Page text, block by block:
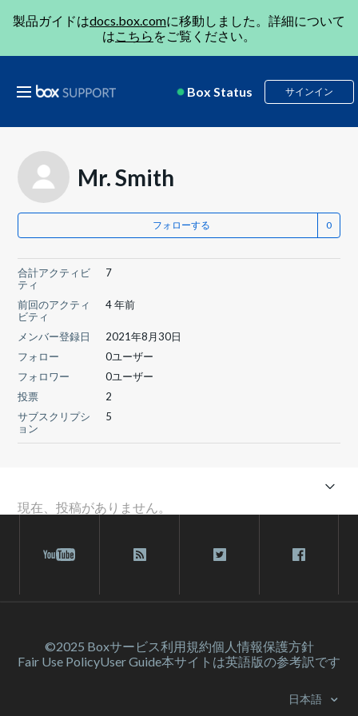
製品ガイドはdocs.box.comに移動しました。詳細について
はこちら をご覧ください。
Box Status サインイン
Mr. Smith
フォローする
合計アクティビ
ティ
7
前回のアクティ
ビティ
4 年前
メンバー登録日
2021年8月30日
フォロー
0ユーザー
フォロワー
0ユーザー
投票
2
サブスクリプシ
ョン
5
現在、投稿がありません。
©2025 Boxサービス利⽤規約個人情報保護方針
Fair Use PolicyUser Guide本サイトは英語版の参考訳です
日本語